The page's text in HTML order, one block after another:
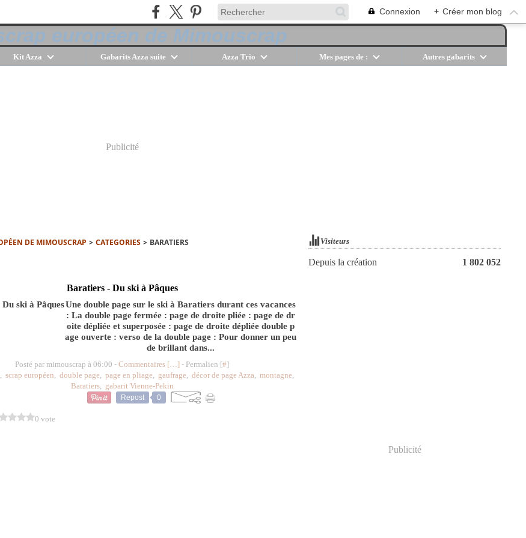
Connexion + Créer mon blog
Kit Azza Gabarits Azza suite Azza Trio Mes pages de : Autres gabarits
Publicité
DE MIMOUSCRAP > CATEGORIES > BARATIERS
Baratiers - Du ski à Pâques
Une double page sur le ski à Baratiers durant ces vacances
: La double page fermée : page de droite pliée : page de dr
oite dépliée et superposée : page de droite dépliée double p
age ouverte : verso de la double page : Pour donner un peu
de brillant dans...
Posté par mimouscrap à 06:00 - Commentaires […] - Permalien [#]
, scrap européen, double page, page en pliage, gaufrage, décor de page Azza, montagne,
Baratiers, gabarit Vienne-Pekin
Repost 0
0 vote
Visiteurs
Depuis la création 1 802 052
Publicité